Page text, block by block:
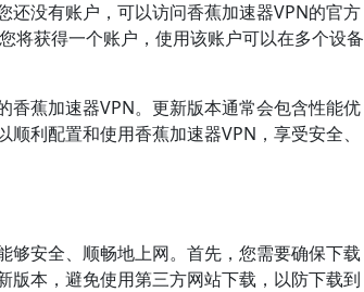
还没有账户，可以访问香蕉加速器VPN的官方
获得一个账户，使用该账户可以在多个设备
香蕉加速器VPN。更新版本通常会包含性能优
利配置和使用香蕉加速器VPN，享受安全、
够安全、顺畅地上网。首先，您需要确保下载
版本，避免使用第三方网站下载，以防下载到